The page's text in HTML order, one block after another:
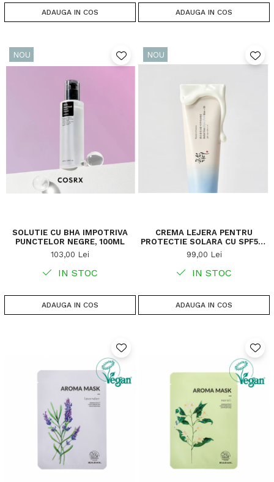
ADAUGA IN COS ADAUGA IN COS
NOU
SOLUTIE CU BHA IMPOTRIVA
PUNCTELOR NEGRE, 100ML
103,00 Lei
IN STOC
ADAUGA IN COS
NOU
CREMA LEJERA PENTRU
PROTECTIE SOLARA CU SPF50+
PA
99,00 Lei
IN STOC
ADAUGA IN COS